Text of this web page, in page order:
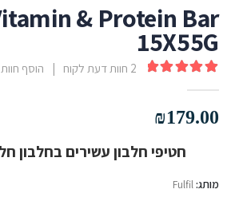
& Protein Bar
15X55G
2 חוות דעת לקוח הוסף
₪179.00
חטיפי חלבון עשירים בחלבון
מותג:Fulfil